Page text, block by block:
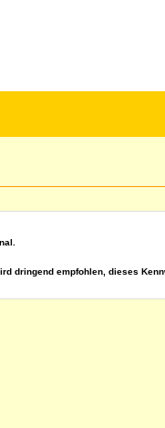
dringend empfohlen, dieses